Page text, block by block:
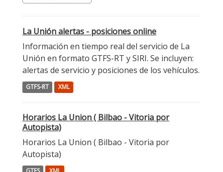
La Unión alertas - posiciones online
Información en tiempo real del servicio de La
Unión en formato GTFS-RT y SIRI. Se incluyen:
alertas de servicio y posiciones de los vehículos.
GTFS-RT XML
Horarios La Union ( Bilbao - Vitoria por
Autopista)
Horarios La Union ( Bilbao - Vitoria por
Autopista)